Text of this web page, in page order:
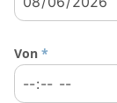
Von *